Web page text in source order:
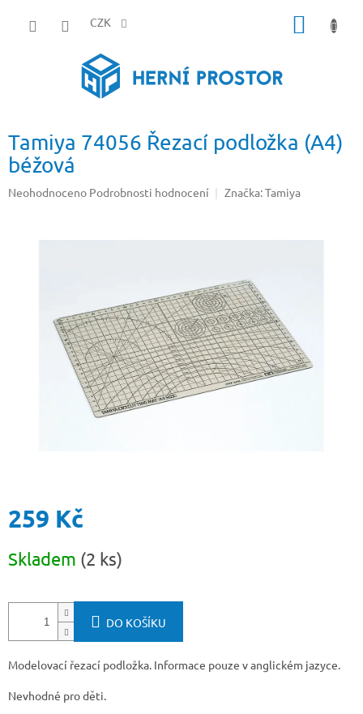
CZK
Tamiya 74056 Řezací podložka (A4)
béžová
Průměrné
Neohodnoceno Podrobnosti hodnocení Značka:Tamiya
259 Kč
cena:
Skladem (2 ks)
DO KOŠÍKU
Modelovací řezací podložka. Informace pouze v anglickém jazyce.
Nevhodné pro děti.